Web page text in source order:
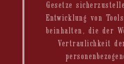
Gesetze
Entwicklung von
beinhalten, die der
Vertraulichkeit